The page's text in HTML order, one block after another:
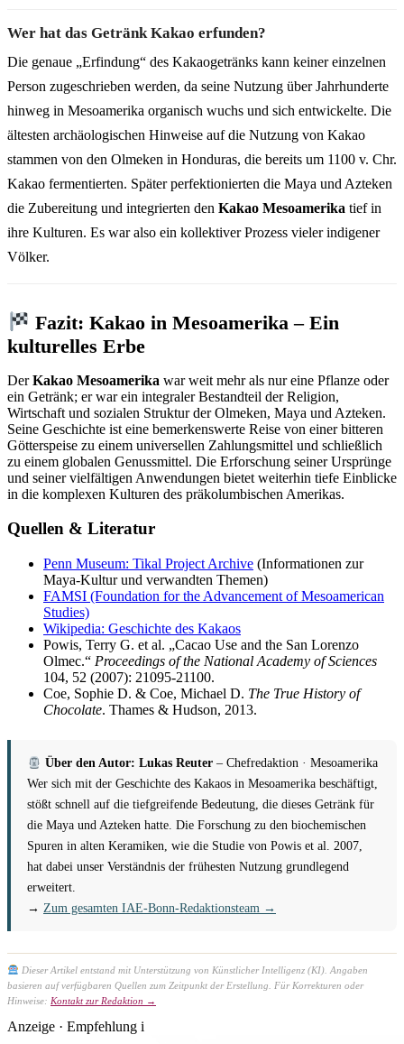
Wer hat das Getränk Kakao erfunden?
Die genaue „Erfindung“ des Kakaogetränks kann keiner einzelnen
Person zugeschrieben werden, da seine Nutzung über Jahrhunderte
hinweg in Mesoamerika organisch wuchs und sich entwickelte. Die
ältesten archäologischen Hinweise auf die Nutzung von Kakao
stammen von den Olmeken in Honduras, die bereits um 1100 v. Chr.
Kakao fermentierten. Später perfektionierten die Maya und Azteken
die Zubereitung und integrierten den Kakao Mesoamerika tief in
ihre Kulturen. Es war also ein kollektiver Prozess vieler indigener
Völker.
Fazit: Kakao in Mesoamerika – Ein
kulturelles Erbe
DerKakao Mesoamerika war weit mehr als nur eine Pflanze oder
ein Getränk; er war ein integraler Bestandteil der Religion,
Wirtschaft und sozialen Struktur der Olmeken, Maya und Azteken.
Seine Geschichte ist eine bemerkenswerte Reise von einer bitteren
Götterspeise zu einem universellen Zahlungsmittel und schließlich
zu einem globalen Genussmittel. Die Erforschung seiner Ursprünge
und seiner vielfältigen Anwendungen bietet weiterhin tiefe Einblicke
in die komplexen Kulturen des präkolumbischen Amerikas.
Quellen & Literatur
Penn Museum: Tikal Project Archive (Informationen zur
Maya-Kultur und verwandten Themen)
FAMSI (Foundation for the Advancement of Mesoamerican
Studies)
Wikipedia: Geschichte des Kakaos
Powis, Terry G. et al. „Cacao Use and the San Lorenzo
Olmec.“ Proceedings of the National Academy of Sciences
104, 52 (2007): 21095-21100.
Coe, Sophie D. & Coe, Michael D. The True History of
Chocolate. Thames & Hudson, 2013.
Über den Autor: Lukas Reuter– Chefredaktion · Mesoamerika
Wer sich mit der Geschichte des Kakaos in Mesoamerika beschäftigt,
stößt schnell auf die tiefgreifende Bedeutung, die dieses Getränk für
die Maya und Azteken hatte. Die Forschung zu den biochemischen
Spuren in alten Keramiken, wie die Studie von Powis et al. 2007,
hat dabei unser Verständnis der frühesten Nutzung grundlegend
erweitert.
→ Zum gesamten IAE-Bonn-Redaktionsteam →
Dieser Artikel entstand mit Unterstützung von Künstlicher Intelligenz (KI). Angaben
basieren auf verfügbaren Quellen zum Zeitpunkt der Erstellung. Für Korrekturen oder
Hinweise: Kontakt zur Redaktion →
Anzeige · Empfehlung i